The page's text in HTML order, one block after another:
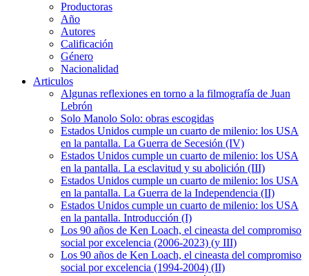
Productoras
Año
Autores
Calificación
Género
Nacionalidad
Articulos
Algunas reflexiones en torno a la filmografía de Juan
Lebrón
Solo Manolo Solo: obras escogidas
Estados Unidos cumple un cuarto de milenio: los USA
en la pantalla. La Guerra de Secesión (IV)
Estados Unidos cumple un cuarto de milenio: los USA
en la pantalla. La esclavitud y su abolición (III)
Estados Unidos cumple un cuarto de milenio: los USA
en la pantalla. La Guerra de la Independencia (II)
Estados Unidos cumple un cuarto de milenio: los USA
en la pantalla. Introducción (I)
Los 90 años de Ken Loach, el cineasta del compromiso
social por excelencia (2006-2023) (y III)
Los 90 años de Ken Loach, el cineasta del compromiso
social por excelencia (1994-2004) (II)